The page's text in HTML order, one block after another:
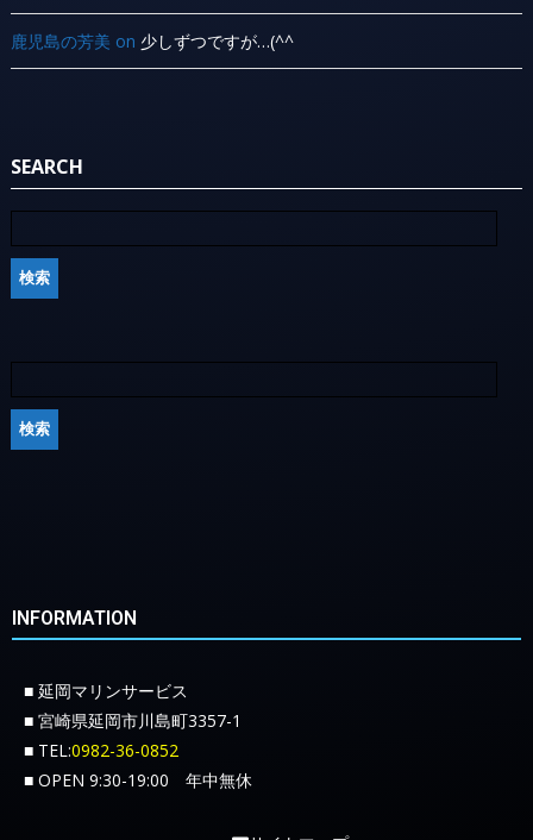
鹿児島の芳美 on 少しずつですが…(^^ ゞ
SEARCH
INFORMATION
■ 延岡マリンサービス
■ 宮崎県延岡市川島町3357-1
■ TEL:0982-36-0852
■ OPEN 9:30-19:00 年中無休